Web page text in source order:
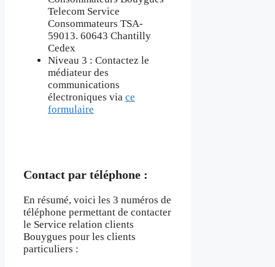
Telecom Service
Consommateurs TSA-
59013. 60643 Chantilly
Cedex
Niveau 3 : Contactez le
médiateur des
communications
électroniques via ce
formulaire
Contact par téléphone :
En résumé, voici les 3 numéros de
téléphone permettant de contacter
le Service relation clients
Bouygues pour les clients
particuliers :